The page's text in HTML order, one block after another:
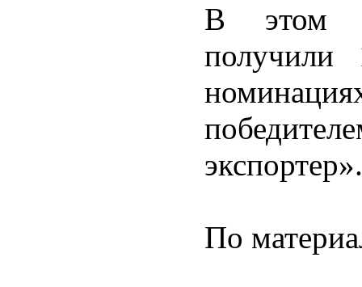
В этом
получили
экспортер».
По